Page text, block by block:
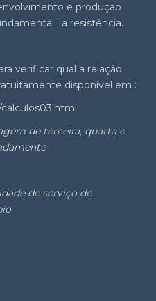
e produçao
: a resistência.
verificar qual a relação
disponivel em :
de terceira, quarta e
de serviço de